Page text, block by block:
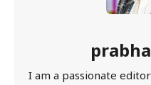
I am a passionate